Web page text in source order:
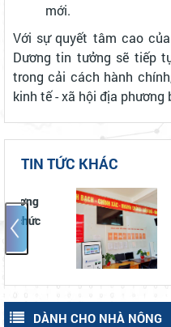
mới.
Với sự quyết tâm cao
Dương tin tưởng sẽ tiếp
trong cải cách hành
kinh tế - xã hội địa phương
TIN TỨC KHÁC
Nâng
sự hài
trung tâm
Dương
DÀNH CHO NHÀ NÔNG